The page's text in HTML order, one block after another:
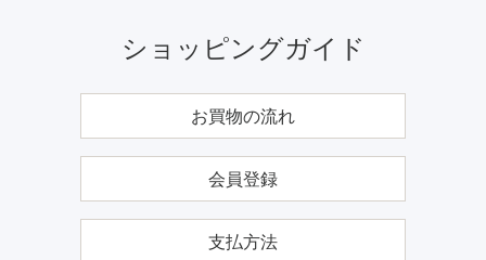
ショッピングガイド
お買物の流れ
会員登録
支払方法